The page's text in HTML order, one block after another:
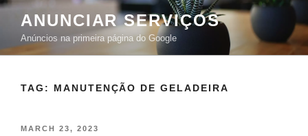
ANUNCIAR SERVIÇOS
Anúncios na primeira página do Google
TAG: MANUTENÇÃO DE GELADEIRA
MARCH 23, 2023